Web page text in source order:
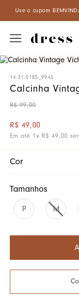
compra.
14.31.0185_9945
Calcinha
R$ 99,00
R$ 49,00
Em até 1 x R$ 49 ,00
Cor
Tamanhos
P M